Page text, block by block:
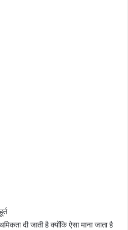
दी जाती है क्योंकि ऐसा माना जाता है